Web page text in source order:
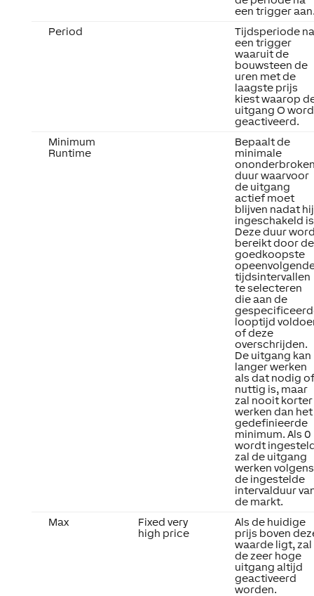
een trigger
Period
Tijdsperiode na
een trigger
waaruit de
bouwsteen de
uren met de
laagste prijs
kiest waarop
uitgang O
geactiveerd.
Minimum
Runtime
Bepaalt de
minimale
duur waarvoor
de uitgang
actief moet
blijven nadat hij
ingeschakeld
Deze duur
bereikt door de
goedkoopste
tijdsintervallen
te selecteren
die aan de
looptijd
of deze
overschrijden.
De uitgang kan
langer werken
als dat nodig of
nuttig is, maar
zal nooit korter
werken dan het
gedefinieerde
minimum. Als 0
wordt
zal de uitgang
werken volgens
de ingestelde
intervalduur
de markt.
Max
Fixed very
high price
Als de huidige
prijs boven
waarde ligt, zal
de zeer hoge
uitgang altijd
geactiveerd
worden.